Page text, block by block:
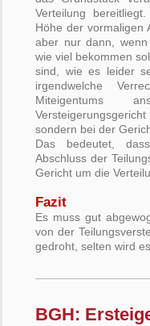
Verteilung
Höhe der vormaligen
aber nur dann,
wie viel bekommen
sind, wie es leider
irgendwelche
Miteigentums
sondern bei der
Das bedeutet,
Abschluss der
Gericht um die
Fazit
Es muss gut
von der
gedroht, selten wird
BGH: